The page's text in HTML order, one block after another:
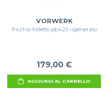
VORWERK
Picchio folletto pb420 rigenerato
179,00 €
AGGIUNGI AL CARRELLO